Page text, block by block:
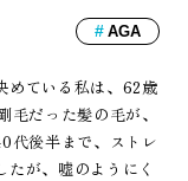
AGA
めている私は、62歳
だった髪の毛が、
代後半まで、ストレ
が、嘘のようにく